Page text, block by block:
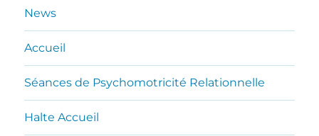
News
Accueil
Séances de Psychomotricité Relationnelle
Halte Accueil